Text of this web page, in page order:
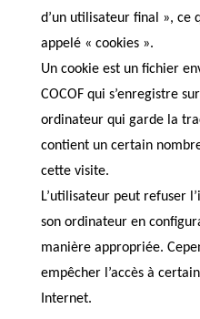
d’un utilisateur final », ce
appelé « cookies ».
Un cookie est un fichier
COCOF qui s’enregistre
ordinateur qui garde la
contient un certain
cette visite.
L’utilisateur peut refuser
son ordinateur en
manière appropriée.
empêcher l’accès à
Internet.